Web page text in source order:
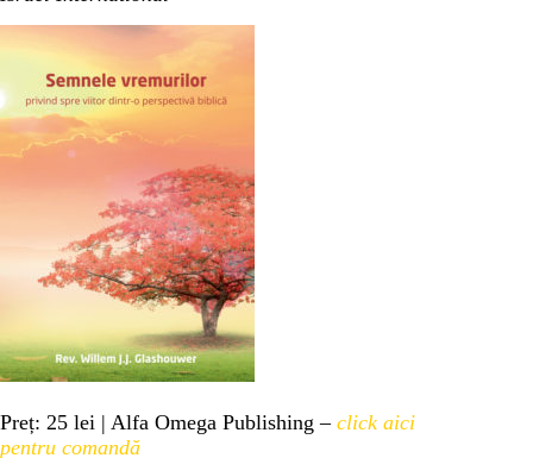
Preț: 25 lei | Alfa Omega Publishing – click aici
pentru comandă